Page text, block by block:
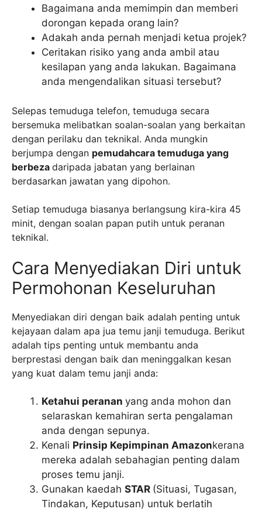
Bagaimana anda memimpin dan memberi
dorongan kepada orang lain?
Adakah anda pernah menjadi ketua projek?
Ceritakan risiko yang anda ambil atau
kesilapan yang anda lakukan. Bagaimana
anda mengendalikan situasi tersebut?
Selepas temuduga telefon, temuduga secara
bersemuka melibatkan soalan-soalan yang berkaitan
dengan perilaku dan teknikal. Anda mungkin
berjumpa dengan pemudahcara temuduga yang
berbeza daripada jabatan yang berlainan
berdasarkan jawatan yang dipohon.
Setiap temuduga biasanya berlangsung kira-kira 45
minit, dengan soalan papan putih untuk peranan
teknikal.
Cara Menyediakan Diri untuk
Permohonan Keseluruhan
Menyediakan diri dengan baik adalah penting untuk
kejayaan dalam apa jua temu janji temuduga. Berikut
adalah tips penting untuk membantu anda
berprestasi dengan baik dan meninggalkan kesan
yang kuat dalam temu janji anda:
Ketahui peranan yang anda mohon dan
selaraskan kemahiran serta pengalaman
anda dengan sepunya.
Kenali Prinsip Kepimpinan Amazonkerana
mereka adalah sebahagian penting dalam
proses temu janji.
Gunakan kaedah STAR (Situasi, Tugasan,
Tindakan, Keputusan) untuk berlatih